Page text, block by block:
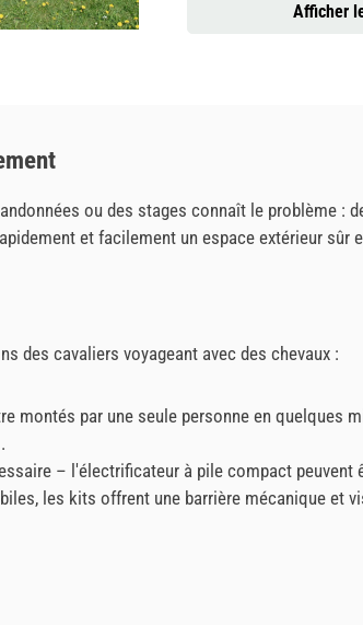
Afficher
ou des stages connaît le problème
et facilement un espace extérieur sûr
des cavaliers voyageant avec des chevaux :
montés par une seule personne en quelques
– l'électrificateur à pile compact peuvent
les kits offrent une barrière mécanique et